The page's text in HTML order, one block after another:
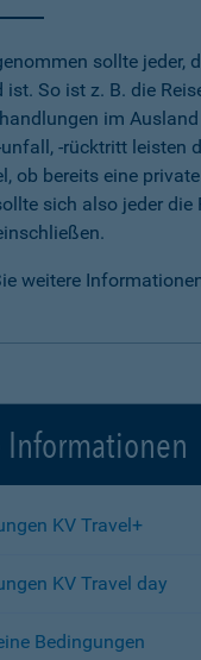
sollte jeder,
ist. So ist z. B. die
im
-rücktritt leisten
ob bereits eine
sich also jeder die
weitere
KV Travel+
KV Travel day
Bedingungen